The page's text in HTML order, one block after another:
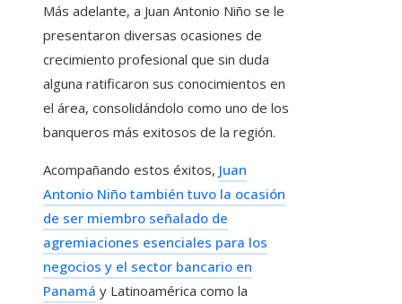
Más adelante, a Juan Antonio Niño se le
presentaron diversas ocasiones de
crecimiento profesional que sin duda
alguna ratificaron sus conocimientos en
el área, consolidándolo como uno de los
banqueros más exitosos de la región.
Acompañando estos éxitos, Juan
Antonio Niño también tuvo la ocasión
de ser miembro señalado de
agremiaciones esenciales para los
negocios y el sector bancario en
Panamá y Latinoamérica como la